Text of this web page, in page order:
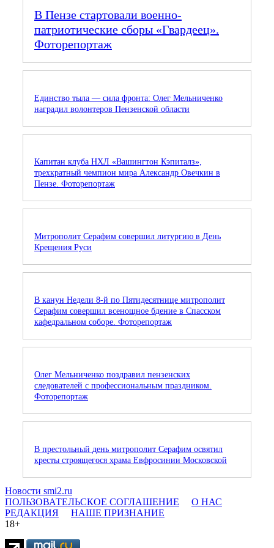
В Пензе стартовали военно-
патриотические сборы «Гвардеец».
Фоторепортаж
Единство тыла — сила фронта: Олег Мельниченко
наградил волонтеров Пензенской области
Капитан клуба НХЛ «Вашингтон Кэпиталз»,
трехкратный чемпион мира Александр Овечкин в
Пензе. Фоторепортаж
Митрополит Серафим совершил литургию в День
Крещения Руси
В канун Недели 8-й по Пятидесятнице митрополит
Серафим совершил всенощное бдение в Спасском
кафедральном соборе. Фоторепортаж
Олег Мельниченко поздравил пензенских
следователей с профессиональным праздником.
Фоторепортаж
В престольный день митрополит Серафим освятил
кресты строящегося храма Евфросинии Московской
Новости smi2.ru
ПОЛЬЗОВАТЕЛЬСКОЕ СОГЛАШЕНИЕ
О НАС
РЕДАКЦИЯ
НАШЕ ПРИЗНАНИЕ
18+